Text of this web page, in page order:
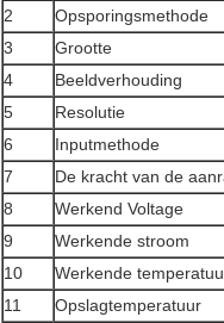
2
Opsporingsmethode
3
Grootte
4
Beeldverhouding
5
Resolutie
6
Inputmethode
7
De kracht van de
8
Werkend Voltage
9
Werkende stroom
10
Werkende
11
Opslagtemperatuur